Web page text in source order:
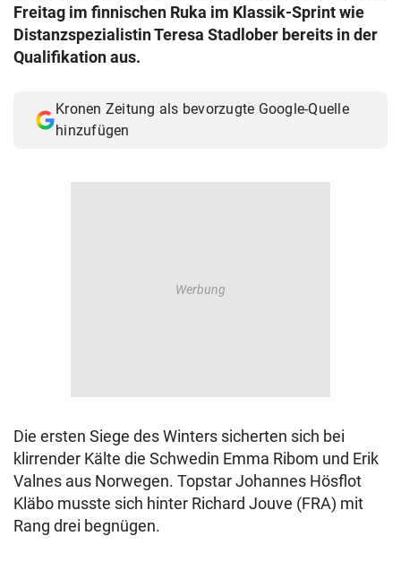
© Krone Multimedia GmbH & Co KG 2026
Muthgasse 2, 1190 Wien
Freitag im finnischen Ruka im Klassik-Sprint wie
Distanzspezialistin Teresa Stadlober bereits in der
Qualifikation aus.
Kronen Zeitung als bevorzugte Google-Quelle
hinzufügen
Die ersten Siege des Winters sicherten sich bei
klirrender Kälte die Schwedin Emma Ribom und Erik
Valnes aus Norwegen. Topstar Johannes Hösflot
Kläbo musste sich hinter Richard Jouve (FRA) mit
Rang drei begnügen.